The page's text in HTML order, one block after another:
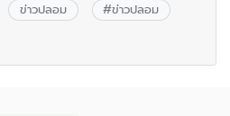
ข่าวปลอม #ข่าวปลอม